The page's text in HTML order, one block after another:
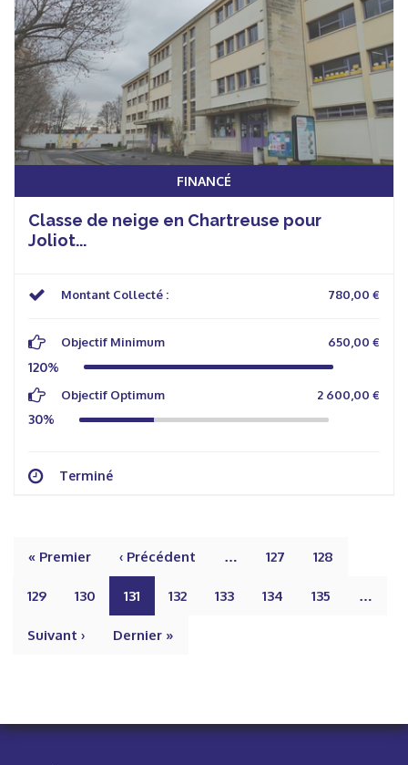
FINANCÉ
Classe de neige en Chartreuse pour
Joliot...
Montant Collecté : 780,00 €
Objectif Minimum 650,00 €
120%
Objectif Optimum 2 600,00 €
30%
Terminé
« Premier ‹ Précédent … 127 128
129 130 131 132 133 134 135 …
Suivant › Dernier »